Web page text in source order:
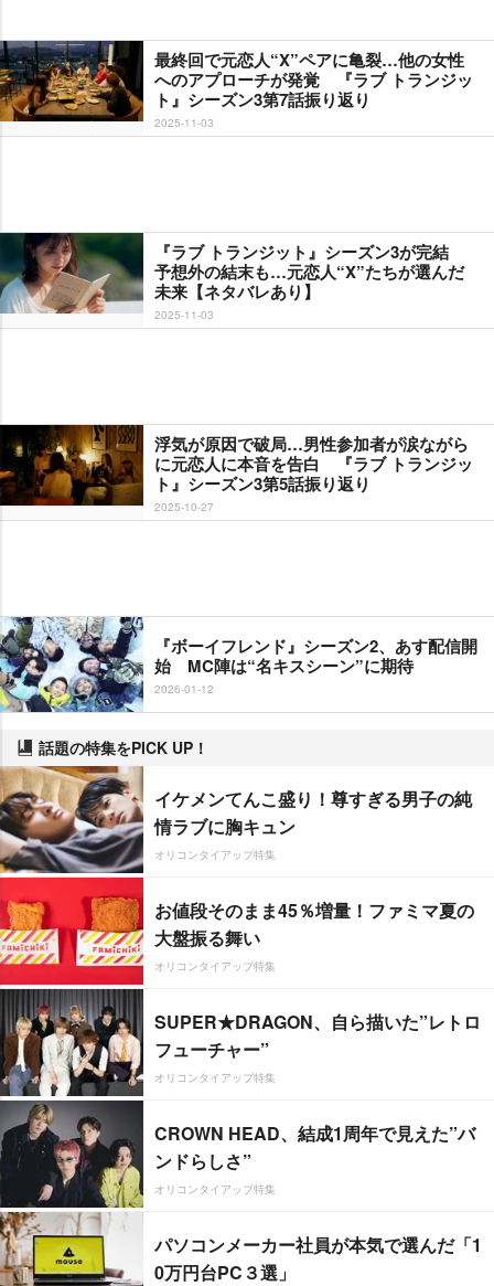
最終回で元恋人“X”ペアに亀裂…他の女性
へのアプローチが発覚 『ラブ トランジッ
ト』シーズン3第7話振り返り
2025-11-03
『ラブ トランジット』シーズン3が完結
予想外の結末も…元恋人“X”たちが選んだ
未来【ネタバレあり】
2025-11-03
浮気が原因で破局…男性参加者が涙ながら
に元恋人に本音を告白 『ラブ トランジッ
ト』シーズン3第5話振り返り
2025-10-27
『ボーイフレンド』シーズン2、あす配信開
始 MC陣は“名キスシーン”に期待
2026-01-12
話題の特集をPICK UP！
イケメンてんこ盛り！尊すぎる男子の純
情ラブに胸キュン
オリコンタイアップ特集
お値段そのまま45％増量！ファミマ夏の
大盤振る舞い
オリコンタイアップ特集
SUPER★DRAGON、自ら描いた”レトロ
フューチャー”
オリコンタイアップ特集
CROWN HEAD、結成1周年で見えた”バ
ンドらしさ”
オリコンタイアップ特集
パソコンメーカー社員が本気で選んだ「1
0万円台PC３選」